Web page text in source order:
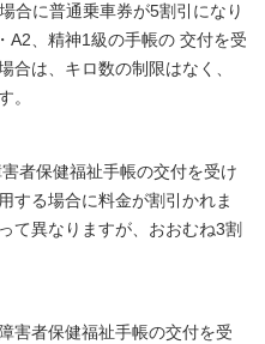
合に普通乗車券が5割引になり
A2、精神1級の手帳の 交付を受
合は、キロ数の制限はなく、
。
者保健福祉手帳の交付を受け
する場合に料金が割引かれま
て異なりますが、おおむね3割
害者保健福祉手帳の交付を受